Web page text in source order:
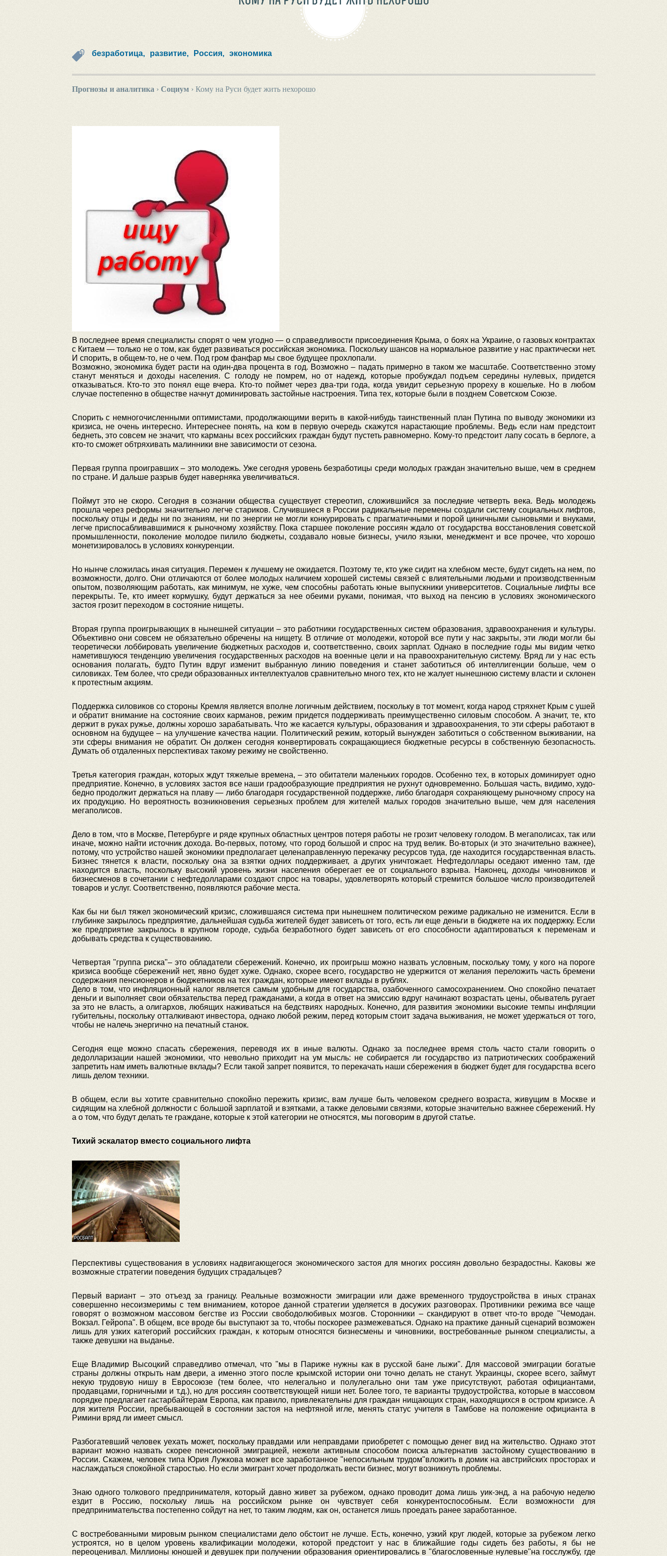
безработица, развитие, Россия, экономика
Прогнозы и аналитика › Социум› Кому на Руси будет жить нехорошо
В последнее время специалисты спорят о чем угодно — о справедливости присоединения Крыма, о боях на Украине, о газовых контрактах
с Китаем — только не о том, как будет развиваться российская экономика. Поскольку шансов на нормальное развитие у нас практически нет.
И спорить, в общем-то, не о чем. Под гром фанфар мы свое будущее прохлопали.
Возможно, экономика будет расти на один-два процента в год. Возможно – падать примерно в таком же масштабе. Соответственно этому
станут меняться и доходы населения. С голоду не помрем, но от надежд, которые пробуждал подъем середины нулевых, придется
отказываться. Кто-то это понял еще вчера. Кто-то поймет через два-три года, когда увидит серьезную прореху в кошельке. Но в любом
случае постепенно в обществе начнут доминировать застойные настроения. Типа тех, которые были в позднем Советском Союзе.
Спорить с немногочисленными оптимистами, продолжающими верить в какой-нибудь таинственный план Путина по выводу экономики из
кризиса, не очень интересно. Интереснее понять, на ком в первую очередь скажутся нарастающие проблемы. Ведь если нам предстоит
беднеть, это совсем не значит, что карманы всех российских граждан будут пустеть равномерно. Кому-то предстоит лапу сосать в берлоге, а
кто-то сможет обтряхивать малинники вне зависимости от сезона.
Первая группа проигравших – это молодежь. Уже сегодня уровень безработицы среди молодых граждан значительно выше, чем в среднем
по стране. И дальше разрыв будет наверняка увеличиваться.
Поймут это не скоро. Сегодня в сознании общества существует стереотип, сложившийся за последние четверть века. Ведь молодежь
прошла через реформы значительно легче стариков. Случившиеся в России радикальные перемены создали систему социальных лифтов,
поскольку отцы и деды ни по знаниям, ни по энергии не могли конкурировать с прагматичными и порой циничными сыновьями и внуками,
легче приспосабливавшимися к рыночному хозяйству. Пока старшее поколение россиян ждало от государства восстановления советской
промышленности, поколение молодое пилило бюджеты, создавало новые бизнесы, учило языки, менеджмент и все прочее, что хорошо
монетизировалось в условиях конкуренции.
Но нынче сложилась иная ситуация. Перемен к лучшему не ожидается. Поэтому те, кто уже сидит на хлебном месте, будут сидеть на нем, по
возможности, долго. Они отличаются от более молодых наличием хорошей системы связей с влиятельными людьми и производственным
опытом, позволяющим работать, как минимум, не хуже, чем способны работать юные выпускники университетов. Социальные лифты все
перекрыты. Те, кто имеет кормушку, будут держаться за нее обеими руками, понимая, что выход на пенсию в условиях экономического
застоя грозит переходом в состояние нищеты.
Вторая группа проигрывающих в нынешней ситуации – это работники государственных систем образования, здравоохранения и культуры.
Объективно они совсем не обязательно обречены на нищету. В отличие от молодежи, которой все пути у нас закрыты, эти люди могли бы
теоретически лоббировать увеличение бюджетных расходов и, соответственно, своих зарплат. Однако в последние годы мы видим четко
наметившуюся тенденцию увеличения государственных расходов на военные цели и на правоохранительную систему. Вряд ли у нас есть
основания полагать, будто Путин вдруг изменит выбранную линию поведения и станет заботиться об интеллигенции больше, чем о
силовиках. Тем более, что среди образованных интеллектуалов сравнительно много тех, кто не жалует нынешнюю систему власти и склонен
к протестным акциям.
Поддержка силовиков со стороны Кремля является вполне логичным действием, поскольку в тот момент, когда народ стряхнет Крым с ушей
и обратит внимание на состояние своих карманов, режим придется поддерживать преимущественно силовым способом. А значит, те, кто
держит в руках ружье, должны хорошо зарабатывать. Что же касается культуры, образования и здравоохранения, то эти сферы работают в
основном на будущее – на улучшение качества нации. Политический режим, который вынужден заботиться о собственном выживании, на
эти сферы внимания не обратит. Он должен сегодня конвертировать сокращающиеся бюджетные ресурсы в собственную безопасность.
Думать об отдаленных перспективах такому режиму не свойственно.
Третья категория граждан, которых ждут тяжелые времена, – это обитатели маленьких городов. Особенно тех, в которых доминирует одно
предприятие. Конечно, в условиях застоя все наши градообразующие предприятия не рухнут одновременно. Большая часть, видимо, худо-
бедно продолжит держаться на плаву — либо благодаря государственной поддержке, либо благодаря сохраняющему рыночному спросу на
их продукцию. Но вероятность возникновения серьезных проблем для жителей малых городов значительно выше, чем для населения
мегаполисов.
Дело в том, что в Москве, Петербурге и ряде крупных областных центров потеря работы не грозит человеку голодом. В мегаполисах, так или
иначе, можно найти источник дохода. Во-первых, потому, что город большой и спрос на труд велик. Во-вторых (и это значительно важнее),
потому, что устройство нашей экономики предполагает целенаправленную перекачку ресурсов туда, где находится государственная власть.
Бизнес тянется к власти, поскольку она за взятки одних поддерживает, а других уничтожает. Нефтедоллары оседают именно там, где
находится власть, поскольку высокий уровень жизни населения оберегает ее от социального взрыва. Наконец, доходы чиновников и
бизнесменов в сочетании с нефтедолларами создают спрос на товары, удовлетворять который стремится большое число производителей
товаров и услуг. Соответственно, появляются рабочие места.
Как бы ни был тяжел экономический кризис, сложившаяся система при нынешнем политическом режиме радикально не изменится. Если в
глубинке закрылось предприятие, дальнейшая судьба жителей будет зависеть от того, есть ли еще деньги в бюджете на их поддержку. Если
же предприятие закрылось в крупном городе, судьба безработного будет зависеть от его способности адаптироваться к переменам и
добывать средства к существованию.
Четвертая "группа риска"– это обладатели сбережений. Конечно, их проигрыш можно назвать условным, поскольку тому, у кого на пороге
кризиса вообще сбережений нет, явно будет хуже. Однако, скорее всего, государство не удержится от желания переложить часть бремени
содержания пенсионеров и бюджетников на тех граждан, которые имеют вклады в рублях.
Дело в том, что инфляционный налог является самым удобным для государства, озабоченного самосохранением. Оно спокойно печатает
деньги и выполняет свои обязательства перед гражданами, а когда в ответ на эмиссию вдруг начинают возрастать цены, обыватель ругает
за это не власть, а олигархов, любящих наживаться на бедствиях народных. Конечно, для развития экономики высокие темпы инфляции
губительны, поскольку отталкивают инвестора, однако любой режим, перед которым стоит задача выживания, не может удержаться от того,
чтобы не налечь энергично на печатный станок.
Сегодня еще можно спасать сбережения, переводя их в иные валюты. Однако за последнее время столь часто стали говорить о
дедолларизации нашей экономики, что невольно приходит на ум мысль: не собирается ли государство из патриотических соображений
запретить нам иметь валютные вклады? Если такой запрет появится, то перекачать наши сбережения в бюджет будет для государства всего
лишь делом техники.
В общем, если вы хотите сравнительно спокойно пережить кризис, вам лучше быть человеком среднего возраста, живущим в Москве и
сидящим на хлебной должности с большой зарплатой и взятками, а также деловыми связями, которые значительно важнее сбережений. Ну
а о том, что будут делать те граждане, которые к этой категории не относятся, мы поговорим в другой статье.
Тихий эскалатор вместо социального лифта
Перспективы существования в условиях надвигающегося экономического застоя для многих россиян довольно безрадостны. Каковы же
возможные стратегии поведения будущих страдальцев?
Первый вариант – это отъезд за границу. Реальные возможности эмиграции или даже временного трудоустройства в иных странах
совершенно несоизмеримы с тем вниманием, которое данной стратегии уделяется в досужих разговорах. Противники режима все чаще
говорят о возможном массовом бегстве из России свободолюбивых мозгов. Сторонники – скандируют в ответ что-то вроде "Чемодан.
Вокзал. Гейропа". В общем, все вроде бы выступают за то, чтобы поскорее размежеваться. Однако на практике данный сценарий возможен
лишь для узких категорий российских граждан, к которым относятся бизнесмены и чиновники, востребованные рынком специалисты, а
также девушки на выданье.
Еще Владимир Высоцкий справедливо отмечал, что "мы в Париже нужны как в русской бане лыжи". Для массовой эмиграции богатые
страны должны открыть нам двери, а именно этого после крымской истории они точно делать не станут. Украинцы, скорее всего, займут
некую трудовую нишу в Евросоюзе (тем более, что нелегально и полулегально они там уже присутствуют, работая официантами,
продавцами, горничными и т.д.), но для россиян соответствующей ниши нет. Более того, те варианты трудоустройства, которые в массовом
порядке предлагает гастарбайтерам Европа, как правило, привлекательны для граждан нищающих стран, находящихся в остром кризисе. А
для жителя России, пребывающей в состоянии застоя на нефтяной игле, менять статус учителя в Тамбове на положение официанта в
Римини вряд ли имеет смысл.
Разбогатевший человек уехать может, поскольку правдами или неправдами приобретет с помощью денег вид на жительство. Однако этот
вариант можно назвать скорее пенсионной эмиграцией, нежели активным способом поиска альтернатив застойному существованию в
России. Скажем, человек типа Юрия Лужкова может все заработанное "непосильным трудом"вложить в домик на австрийских просторах и
наслаждаться спокойной старостью. Но если эмигрант хочет продолжать вести бизнес, могут возникнуть проблемы.
Знаю одного толкового предпринимателя, который давно живет за рубежом, однако проводит дома лишь уик-энд, а на рабочую неделю
ездит в Россию, поскольку лишь на российском рынке он чувствует себя конкурентоспособным. Если возможности для
предпринимательства постепенно сойдут на нет, то таким людям, как он, останется лишь проедать ранее заработанное.
С востребованными мировым рынком специалистами дело обстоит не лучше. Есть, конечно, узкий круг людей, которые за рубежом легко
устроятся, но в целом уровень квалификации молодежи, которой предстоит у нас в ближайшие годы сидеть без работы, я бы не
переоценивал. Миллионы юношей и девушек при получении образования ориентировались в "благословенные нулевые"на госслужбу, где